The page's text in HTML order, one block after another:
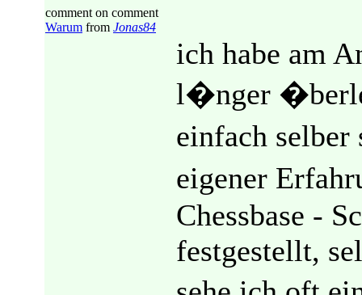
comment on comment
Warum from Jonas84
ich habe am
l�nger
einfach
eigener
Chessbase -
festgestellt,